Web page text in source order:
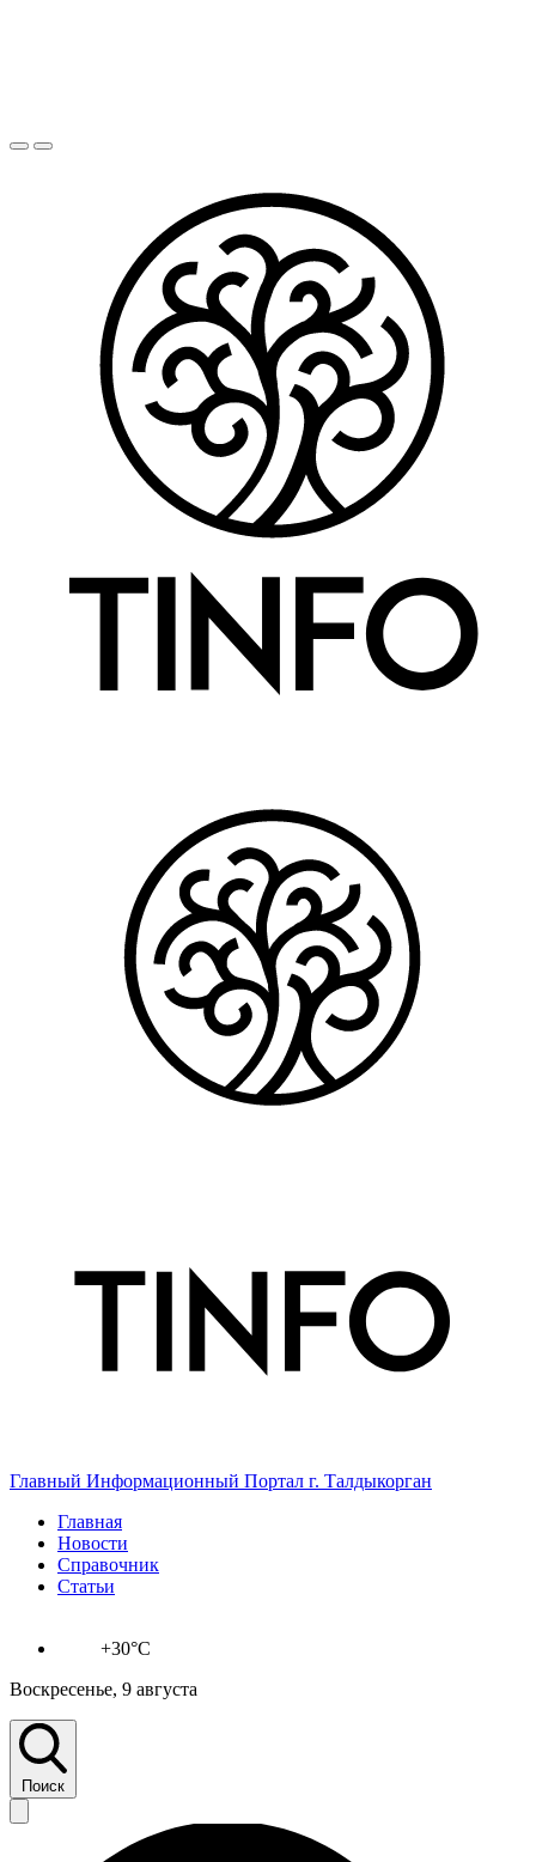
Главный Информационный Портал г. Талдыкорган
Главная
Новости
Справочник
Статьи
+30°C
Воскресенье, 9 августа
Поиск